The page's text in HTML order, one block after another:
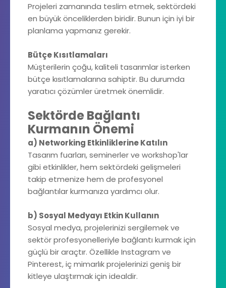
Projeleri zamanında teslim etmek, sektördeki
en büyük önceliklerden biridir. Bunun için iyi bir
planlama yapmanız gerekir.
Bütçe Kısıtlamaları
Müşterilerin çoğu, kaliteli tasarımlar isterken
bütçe kısıtlamalarına sahiptir. Bu durumda
yaratıcı çözümler üretmek önemlidir.
Sektörde Bağlantı
Kurmanın Önemi
a) Networking Etkinliklerine Katılın
Tasarım fuarları, seminerler ve workshop'lar
gibi etkinlikler, hem sektördeki gelişmeleri
takip etmenize hem de profesyonel
bağlantılar kurmanıza yardımcı olur.
b) Sosyal Medyayı Etkin Kullanın
Sosyal medya, projelerinizi sergilemek ve
sektör profesyonelleriyle bağlantı kurmak için
güçlü bir araçtır. Özellikle Instagram ve
Pinterest, iç mimarlık projelerinizi geniş bir
kitleye ulaştırmak için idealdir.